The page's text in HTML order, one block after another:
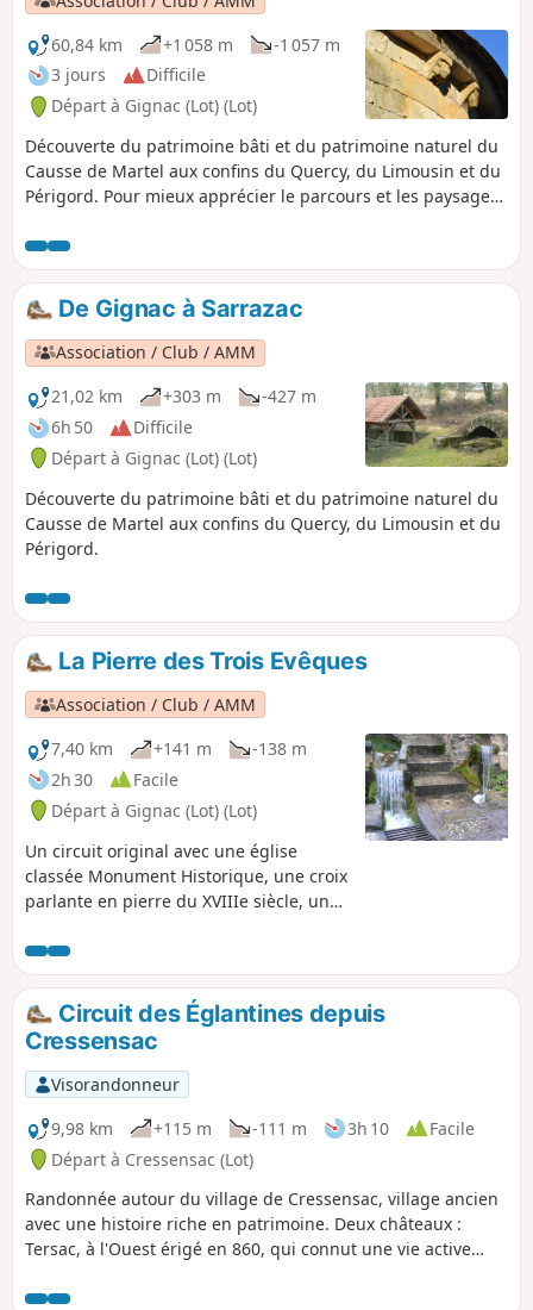
60,84 km
+1 058 m
-1 057 m
3 jours
Difficile
Départ à Gignac (Lot) (Lot)
Découverte du patrimoine bâti et du patrimoine naturel du
Causse de Martel aux confins du Quercy, du Limousin et du
Périgord. Pour mieux apprécier le parcours et les paysages,
De Gignac à Sarrazac
Association / Club / AMM
21,02 km
+303 m
-427 m
6h 50
Difficile
Départ à Gignac (Lot) (Lot)
Découverte du patrimoine bâti et du patrimoine naturel du
Causse de Martel aux confins du Quercy, du Limousin et du
Périgord.
La Pierre des Trois Evêques
Association / Club / AMM
7,40 km
+141 m
-138 m
2h 30
Facile
Départ à Gignac (Lot) (Lot)
Un circuit original avec une église
classée Monument Historique, une croix
parlante en pierre du XVIIIe siècle, un
deux fontaines, la Pierre des Trois
Evêques et un arbre en métal.
Circuit des Églantines depuis
Cressensac
Visorandonneur
9,98 km
+115 m -111 m 3h 10
Facile
Départ à Cressensac (Lot)
Randonnée autour du village de Cressensac, village ancien
avec une histoire riche en patrimoine. Deux châteaux :
Tersac, à l'Ouest érigé en 860, qui connut une vie active
propriété privée, à l'Est, édifié au XIIe siècle et reconstruit